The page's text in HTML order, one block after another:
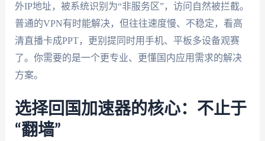
外IP地址，被系统识别为“非服务区”，访问自然被拦截。
普通的VPN有时能解决，但往往速度慢、不稳定，看高
清直播卡成PPT，更别提同时用手机、平板多设备观赛
了。你需要的是一个更专业、更懂国内应用需求的解决
方案。
选择回国加速器的核心：不止于
“翻墙”